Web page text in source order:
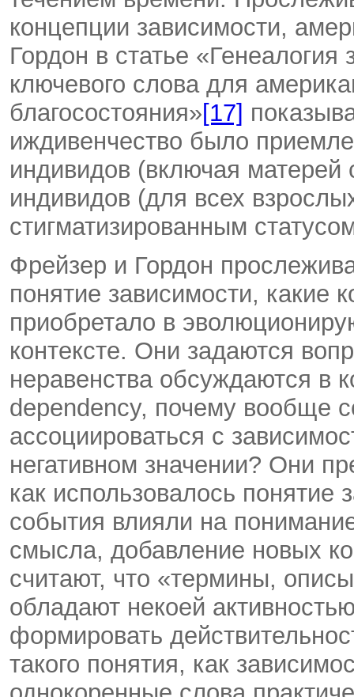
концепции зависимости,
Гордон в статье
ключевого слова для
благосостояния»[17]
иждивенчество было
индивидов (включая
индивидов (для всех
стигматизированным
Фрейзер и Гордон
понятие зависимости, какие
приобретало в
контексте. Они задаются
неравенства обсуждаются в
dependency, почему вообще
ассоциироваться с
негативном значении? Они
как использовалось понятие
события влияли на
смысла, добавление новых
считают, что «термины,
обладают некоей
формировать
такого понятия, как